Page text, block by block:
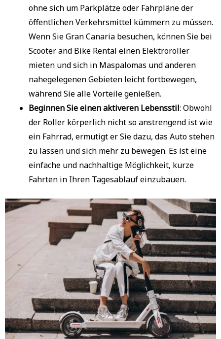
ohne sich um Parkplätze oder Fahrpläne der
öffentlichen Verkehrsmittel kümmern zu müssen.
Wenn Sie Gran Canaria besuchen, können Sie bei
Scooter and Bike Rental einen Elektroroller
mieten und sich in Maspalomas und anderen
nahegelegenen Gebieten leicht fortbewegen,
während Sie alle Vorteile genießen.
Beginnen Sie einen aktiveren Lebensstil: Obwohl
der Roller körperlich nicht so anstrengend ist wie
ein Fahrrad, ermutigt er Sie dazu, das Auto stehen
zu lassen und sich mehr zu bewegen. Es ist eine
einfache und nachhaltige Möglichkeit, kurze
Fahrten in Ihren Tagesablauf einzubauen.